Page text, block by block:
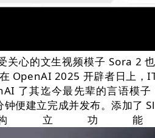
心的文生视频模子 Sora 2
OpenAI 2025 开辟者日上
了其迄今最先辈的言语模
便建立完成并发布。添加了
构立